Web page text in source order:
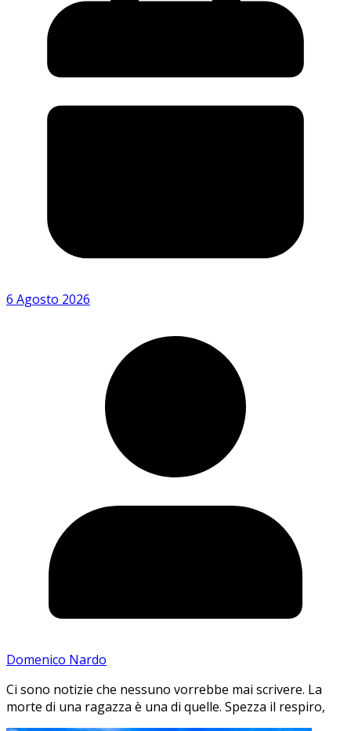
6 Agosto 2026
Domenico Nardo
Ci sono notizie che nessuno vorrebbe mai scrivere. La
morte di una ragazza è una di quelle. Spezza il respiro,